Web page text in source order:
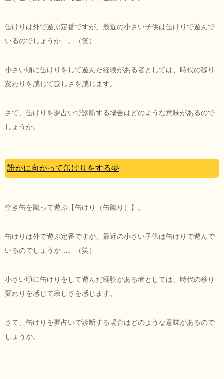
缶けりは外で遊ぶ定番ですが、最近の小さい子供は缶けりで遊んで
いるのでしょうか…。（笑）
小さい頃に缶けりをして遊んだ経験がある者としては、時代の移り
変わりを感じて寂しさを感じます。
さて、缶けりを夢占いで診断する場合はどのような意味があるので
しょうか。
誰かに向かって缶けりをする夢
空き缶を蹴って遊ぶ【缶けり（缶蹴り）】。
缶けりは外で遊ぶ定番ですが、最近の小さい子供は缶けりで遊んで
いるのでしょうか…。（笑）
小さい頃に缶けりをして遊んだ経験がある者としては、時代の移り
変わりを感じて寂しさを感じます。
さて、缶けりを夢占いで診断する場合はどのような意味があるので
しょうか。